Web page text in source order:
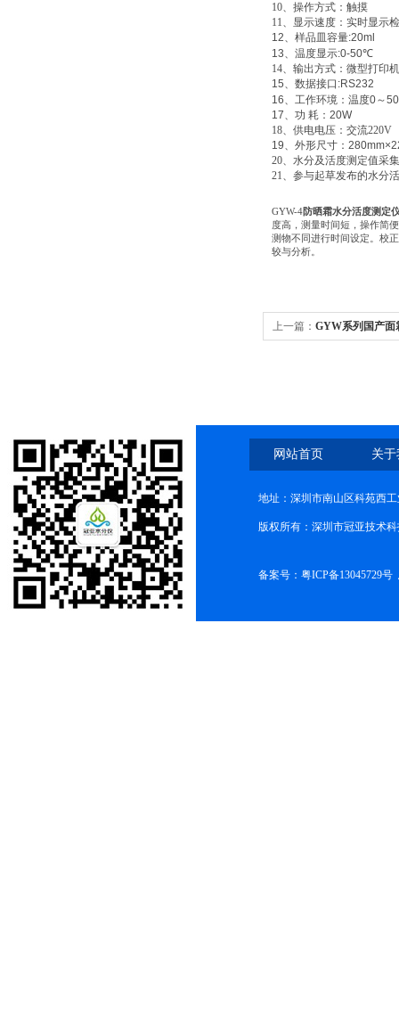
10、操作方式：触摸
11、显示速度：实时显示
12、样品皿容量:20ml
13、温度显示:0-50℃
14、输出方式：微型打印机
15、数据接口 :RS232
16、工作环境：温度0～50
17、功 耗： 20W
18、供电电压：交流220V
19、外形尺寸：
20、水分及活度测定值采
21、参与起草发布的水分
GYW-4防晒霜水分活度测定
度高，测量时间短，操作简
测物不同进行时间设定。校
较与分析。
上一篇： GYW系列国产面
网站首页 关
地址：深圳市南山区科苑西
版权所有：深圳市冠亚技术
备案号： 粤ICP备13045729号